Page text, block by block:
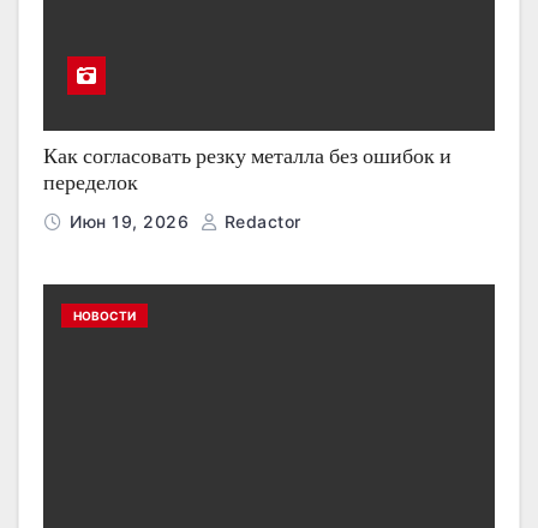
Как согласовать резку металла без ошибок и
переделок
Июн 19, 2026 Redactor
НОВОСТИ